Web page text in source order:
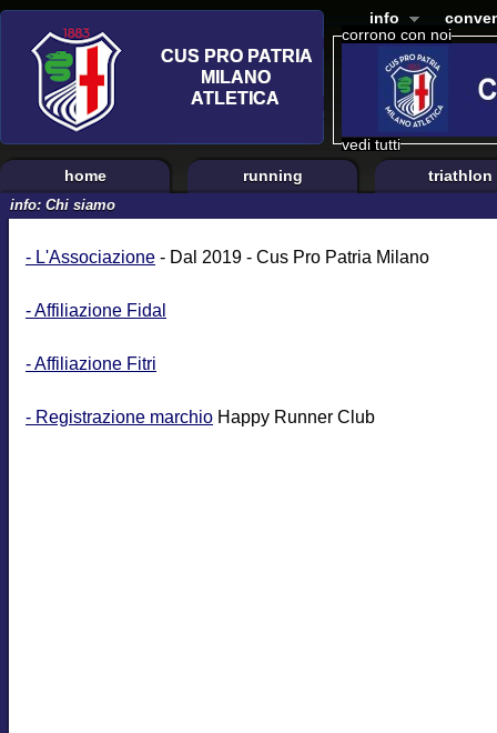
corrono con noi
vedi tutti
info
home running triathlon
info: Chi siamo
- L'Associazione - Dal 2019 - Cus Pro Patria Milano
- Affiliazione Fidal
- Affiliazione Fitri
- Registrazione marchio Happy Runner Club